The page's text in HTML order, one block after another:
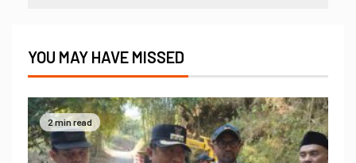
YOU MAY HAVE MISSED
2 min read